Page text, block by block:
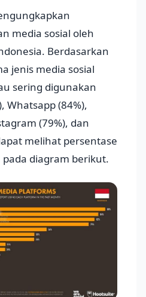
media sosial oleh
Berdasarkan
jenis media sosial
sering digunakan
Whatsapp (84%),
(79%), dan
melihat persentase
diagram berikut.